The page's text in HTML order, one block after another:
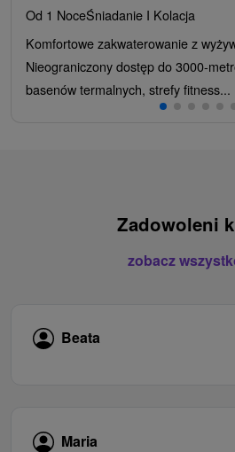
Od 1 NoceŚniadanie I Kolacja
Komfortowe zakwaterowanie z
Nieograniczony dostęp do 3000-
basenów termalnych, strefy fitness...
Zadowoleni
zobacz
Beata
Maria